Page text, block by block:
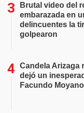
Brutal video del
embarazada en
delincuentes la
golpearon
Candela Arizaga
dejó un
Facundo Moyano